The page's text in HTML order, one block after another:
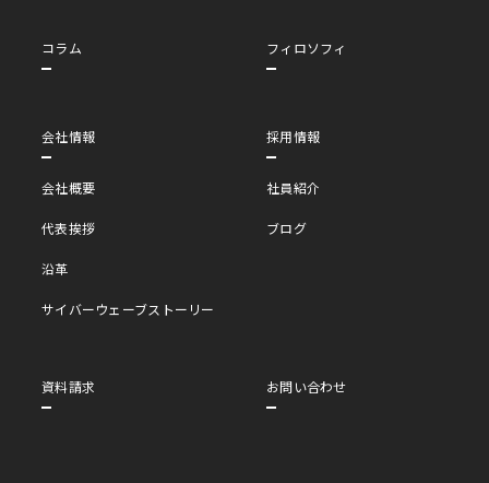
コラム フィロソフィ
会社情報
会社概要
代表挨拶
沿革
サイバーウェーブストーリー
採用情報
社員紹介
ブログ
資料請求 お問い合わせ